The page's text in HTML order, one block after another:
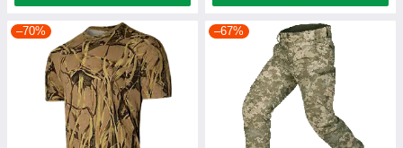
–70% –67%